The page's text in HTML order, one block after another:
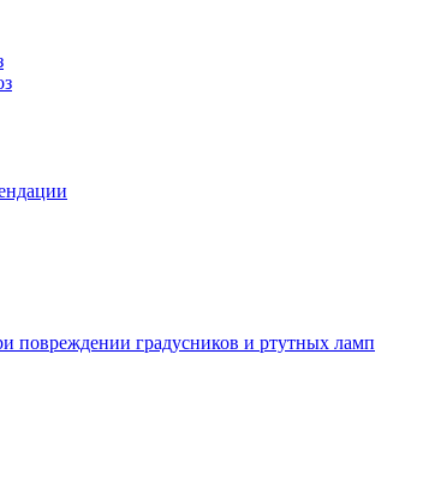
повреждении градусников и ртутных ламп